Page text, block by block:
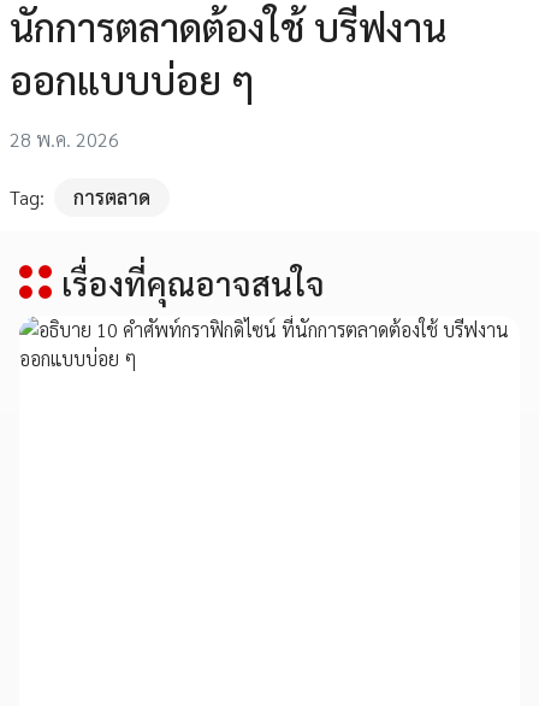
นักการตลาดต้องใช้ บรีฟงาน
ออกแบบบ่อย ๆ
28 พ.ค. 2026
Tag: การตลาด
เรื่องที่คุณอาจสนใจ